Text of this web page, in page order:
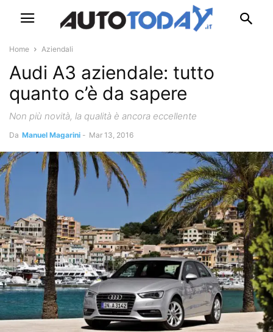
Home Aziendali
Audi A3 aziendale: tutto
quanto c’è da sapere
Non più novità, la qualità è ancora eccellente
Da Manuel Magarini - Mar 13, 2016